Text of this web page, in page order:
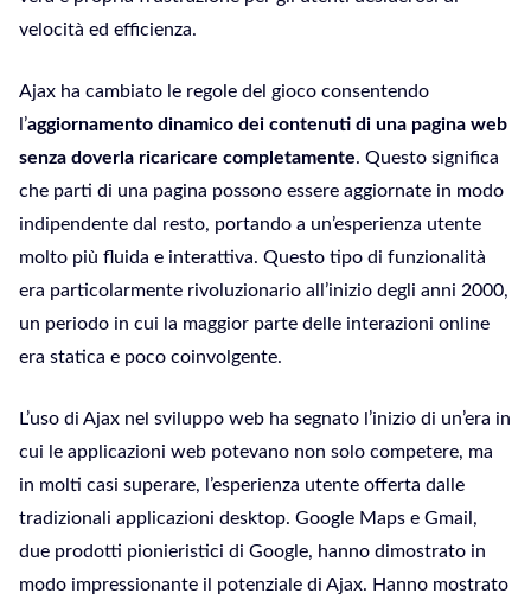
velocità ed efficienza.
Ajax ha cambiato le regole del gioco consentendo
l’aggiornamento dinamico dei contenuti di una pagina web
senza doverla ricaricare completamente. Questo significa
che parti di una pagina possono essere aggiornate in modo
indipendente dal resto, portando a un’esperienza utente
molto più fluida e interattiva. Questo tipo di funzionalità
era particolarmente rivoluzionario all’inizio degli anni 2000,
un periodo in cui la maggior parte delle interazioni online
era statica e poco coinvolgente.
L’uso di Ajax nel sviluppo web ha segnato l’inizio di un’era in
cui le applicazioni web potevano non solo competere, ma
in molti casi superare, l’esperienza utente offerta dalle
tradizionali applicazioni desktop. Google Maps e Gmail,
due prodotti pionieristici di Google, hanno dimostrato in
modo impressionante il potenziale di Ajax. Hanno mostrato